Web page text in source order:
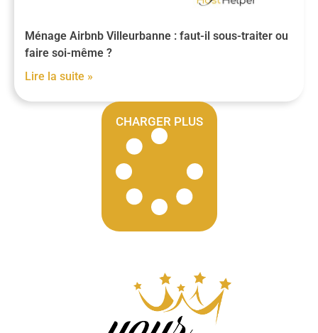
Ménage Airbnb Villeurbanne : faut-il sous-traiter ou
faire soi-même ?
Lire la suite »
CHARGER PLUS